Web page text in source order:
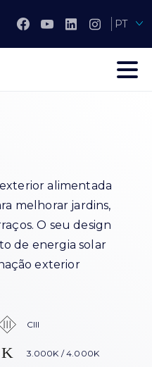
PT
alimentada
melhorar jardins,
O seu design
de energia solar
exterior
CIII
3.000K / 4.000K